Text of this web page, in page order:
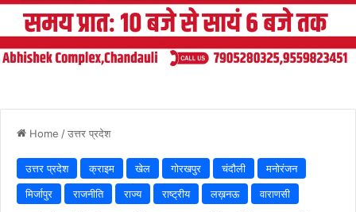
Home /उत्तर प्रदेश
उत्तर प्रदेश क्राइम खेल गोरखपुर चंदौली
मनोरंजन
मिर्जापुर
राजनीति राज्य राष्ट्रीय लख़नऊ वाराणसी